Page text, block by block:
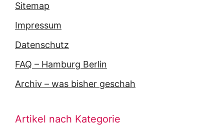
Sitemap
Impressum
Datenschutz
FAQ – Hamburg Berlin
Archiv – was bisher geschah
Artikel nach Kategorie